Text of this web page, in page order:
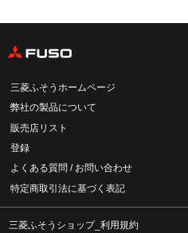
三菱ふそうホームページ
弊社の製品について
販売店リスト
登録
よくある質問 / お問い合わせ
特定商取引法に基づく表記
三菱ふそうショップ_利用規約